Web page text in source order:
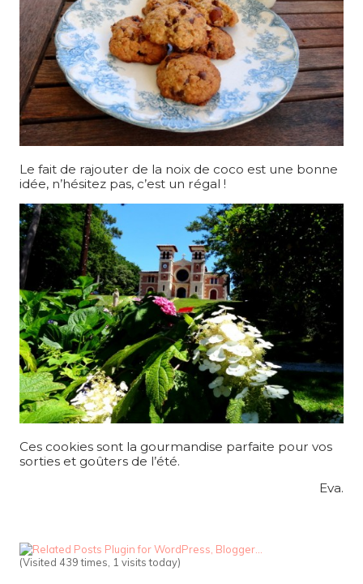
Le fait de rajouter de la noix de coco est une bonne
idée, n’hésitez pas, c’est un régal !
Ces cookies sont la gourmandise parfaite pour vos
sorties et goûters de l’été.
Eva.
(Visited 439 times, 1 visits today)